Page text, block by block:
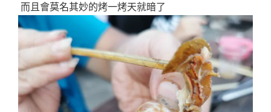
而且會莫名其妙的烤一烤天就暗了